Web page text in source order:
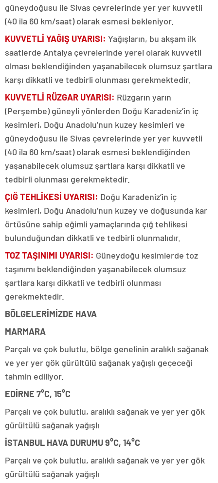
güneydoğusu ile Sivas çevrelerinde yer yer kuvvetli
(40 ila 60 km/saat) olarak esmesi bekleniyor.
KUVVETLİ YAĞIŞ UYARISI: Yağışların, bu akşam ilk
saatlerde Antalya çevrelerinde yerel olarak kuvvetli
olması beklendiğinden yaşanabilecek olumsuz şartlara
karşı dikkatli ve tedbirli olunması gerekmektedir.
KUVVETLİ RÜZGAR UYARISI: Rüzgarın yarın
(Perşembe) güneyli yönlerden Doğu Karadeniz’in iç
kesimleri, Doğu Anadolu’nun kuzey kesimleri ve
güneydoğusu ile Sivas çevrelerinde yer yer kuvvetli
(40 ila 60 km/saat) olarak esmesi beklendiğinden
yaşanabilecek olumsuz şartlara karşı dikkatli ve
tedbirli olunması gerekmektedir.
ÇIĞ TEHLİKESİ UYARISI: Doğu Karadeniz’in iç
kesimleri, Doğu Anadolu’nun kuzey ve doğusunda kar
örtüsüne sahip eğimli yamaçlarında çığ tehlikesi
bulunduğundan dikkatli ve tedbirli olunmalıdır.
TOZ TAŞINIMI UYARISI: Güneydoğu kesimlerde toz
taşınımı beklendiğinden yaşanabilecek olumsuz
şartlara karşı dikkatli ve tedbirli olunması
gerekmektedir.
BÖLGELERİMİZDE HAVA
MARMARA
Parçalı ve çok bulutlu, bölge genelinin aralıklı sağanak
ve yer yer gök gürültülü sağanak yağışlı geçeceği
tahmin ediliyor.
EDİRNE 7°C, 15°C
Parçalı ve çok bulutlu, aralıklı sağanak ve yer yer gök
gürültülü sağanak yağışlı
İSTANBUL HAVA DURUMU 9°C, 14°C
Parçalı ve çok bulutlu, aralıklı sağanak ve yer yer gök
gürültülü sağanak yağışlı